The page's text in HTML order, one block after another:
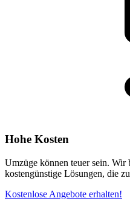
Hohe Kosten
Umzüge können teuer sein. Wir
kostengünstige Lösungen, die
Kostenlose Angebote erhalten!